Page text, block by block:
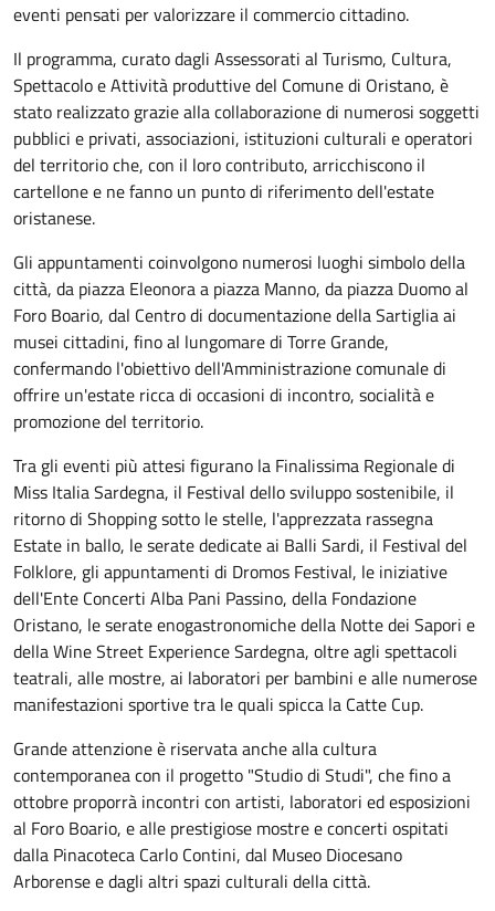
eventi pensati per valorizzare il commercio cittadino.
Il programma, curato dagli Assessorati al Turismo, Cultura,
Spettacolo e Attività produttive del Comune di Oristano, è
stato realizzato grazie alla collaborazione di numerosi soggetti
pubblici e privati, associazioni, istituzioni culturali e operatori
del territorio che, con il loro contributo, arricchiscono il
cartellone e ne fanno un punto di riferimento dell'estate
oristanese.
Gli appuntamenti coinvolgono numerosi luoghi simbolo della
città, da piazza Eleonora a piazza Manno, da piazza Duomo al
Foro Boario, dal Centro di documentazione della Sartiglia ai
musei cittadini, fino al lungomare di Torre Grande,
confermando l'obiettivo dell'Amministrazione comunale di
offrire un'estate ricca di occasioni di incontro, socialità e
promozione del territorio.
Tra gli eventi più attesi figurano la Finalissima Regionale di
Miss Italia Sardegna, il Festival dello sviluppo sostenibile, il
ritorno di Shopping sotto le stelle, l'apprezzata rassegna
Estate in ballo, le serate dedicate ai Balli Sardi, il Festival del
Folklore, gli appuntamenti di Dromos Festival, le iniziative
dell'Ente Concerti Alba Pani Passino, della Fondazione
Oristano, le serate enogastronomiche della Notte dei Sapori e
della Wine Street Experience Sardegna, oltre agli spettacoli
teatrali, alle mostre, ai laboratori per bambini e alle numerose
manifestazioni sportive tra le quali spicca la Catte Cup.
Grande attenzione è riservata anche alla cultura
contemporanea con il progetto "Studio di Studi", che fino a
ottobre proporrà incontri con artisti, laboratori ed esposizioni
al Foro Boario, e alle prestigiose mostre e concerti ospitati
dalla Pinacoteca Carlo Contini, dal Museo Diocesano
Arborense e dagli altri spazi culturali della città.